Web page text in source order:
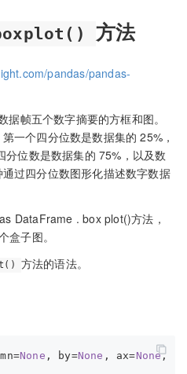
方法
pandas/pandas-
据帧五个数字摘要的方框和图。
一个四分位数是数据集的 25%，
位数是数据集的 75%，以及数
过四分位数图形化描述数字数据
DataFrame . box plot()方法，
子图。
方法的语法。
None , by=None , ax=None,